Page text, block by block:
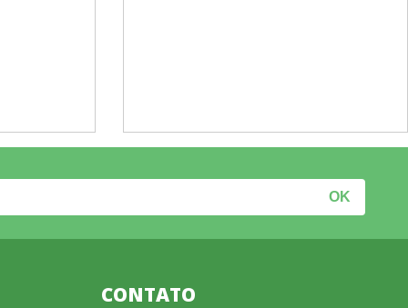
CONTATO